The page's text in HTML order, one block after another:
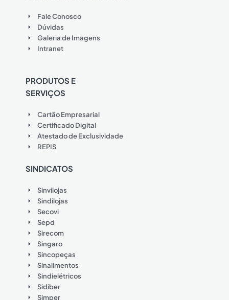
Fale Conosco
Dúvidas
Galeria de Imagens
Intranet
PRODUTOS E
SERVIÇOS
Cartão Empresarial
Certificado Digital
Atestado de Exclusividade
REPIS
SINDICATOS
Sinvilojas
Sindilojas
Secovi
Sepd
Sirecom
Singaro
Sincopeças
Sinalimentos
Sindielétricos
Sidiber
Simper